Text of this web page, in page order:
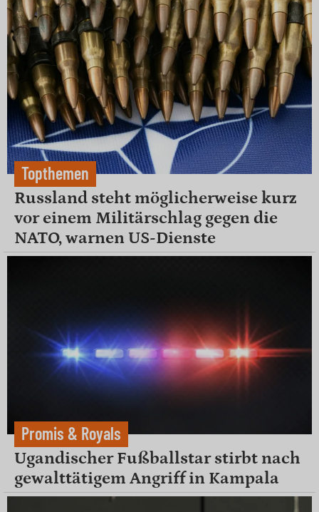
Topthemen
Russland steht möglicherweise kurz
vor einem Militärschlag gegen die
NATO, warnen US-Dienste
Promis & Royals
Ugandischer Fußballstar stirbt nach
gewalttätigem Angriff in Kampala